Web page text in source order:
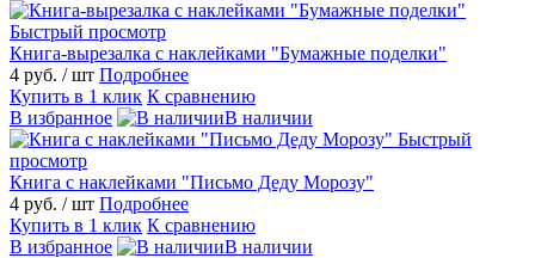
Быстрый просмотр
Книга-вырезалка с наклейками "Бумажные поделки"
4 руб. / шт Подробнее
Купить в 1 клик К сравнению
В избранное
В наличии
Быстрый
просмотр
Книга с наклейками "Письмо Деду Морозу"
4 руб. / шт Подробнее
Купить в 1 клик К сравнению
В избранное
В наличии